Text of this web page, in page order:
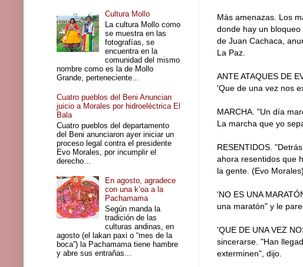
Más amenazas. Los
donde hay un
de Juan Cachaca,
La Paz.
ANTE ATAQUES DE
'Que de una vez nos
MARCHA. "Un día
La marcha que yo
RESENTIDOS.
ahora resentidos que
la gente. (Evo
'NO ES UNA
una maratón" y le
'QUE DE UNA VEZ
sincerarse. "Han
exterminen", dijo.
Cultura Mollo
La cultura Mollo como
se muestra en las
fotografías, se
encuentra en la
comunidad del mismo
nombre como es la de Mollo
Grande, perteneciente...
Cuatro pueblos del Beni Anuncian
juicio a Morales por hidroeléctrica El
Bala
Cuatro pueblos del departamento
del Beni anunciaron ayer iniciar un
proceso legal contra el presidente
Evo Morales, por incumplir el
derecho...
En agosto, agradece
con una k’oa a la
Pachamama
Según manda la
tradición de las
culturas andinas, en
agosto (el lakan paxi o “mes de la
boca”) la Pachamama tiene hambre
y abre sus entrañas...